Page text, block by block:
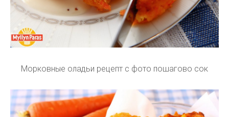
Морковные оладьи рецепт с фото пошагово сок